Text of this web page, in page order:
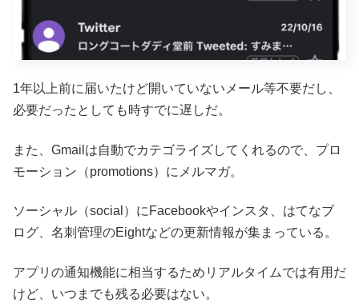
1年以上前に届いたけど開いていないメール等不要だし、
必要だったとしても時すでに遅しだ。
また、Gmailは自動でカテゴライズしてくれるので、プロ
モーション（promotions）にメルマガ。
ソーシャル（social）にFacebookやインスタ、はてなブ
ログ、名刺管理のEightなどの更新情報が集まっている。
アプリの通知機能に相当するためリアルタイムでは有用だ
けど、いつまでも残る必要はない。